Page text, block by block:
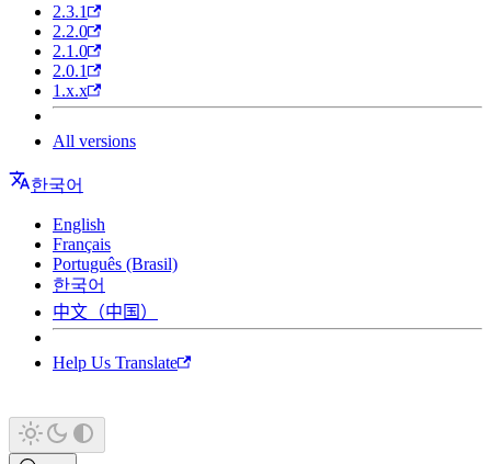
2.3.1
2.2.0
2.1.0
2.0.1
1.x.x
All versions
한국어
English
Français
Português (Brasil)
한국어
中文（中国）
Help Us Translate